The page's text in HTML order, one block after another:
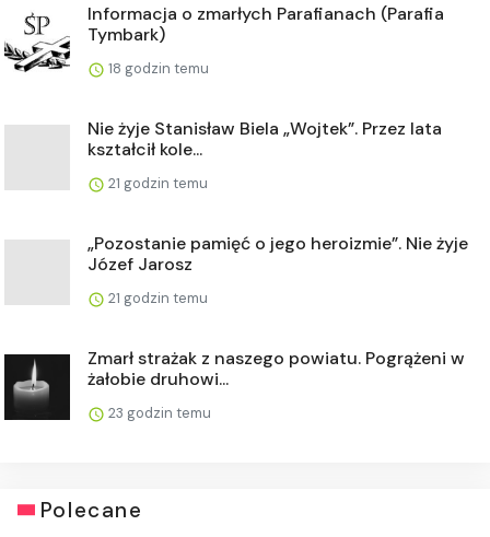
Informacja o zmarłych Parafianach (Parafia
Tymbark)
18 godzin temu
Nie żyje Stanisław Biela „Wojtek”. Przez lata
kształcił kole...
21 godzin temu
„Pozostanie pamięć o jego heroizmie”. Nie żyje
Józef Jarosz
21 godzin temu
Zmarł strażak z naszego powiatu. Pogrążeni w
żałobie druhowi...
23 godzin temu
Polecane